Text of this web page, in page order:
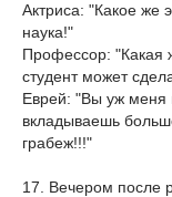
Актриса: "Какое же
наука!"
Профессор: "Какая
студент может
Еврей: "Вы уж меня
вкладываешь
грабеж!!!"
17. Вечером после